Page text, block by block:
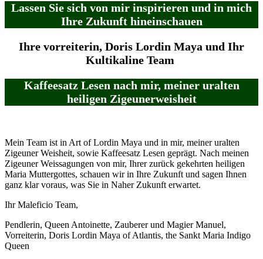
Lassen Sie sich von mir inspirieren und in mich
Ihre Zukunft hineinschauen
Ihre vorreiterin, Doris Lordin Maya und Ihr
Kultikaline Team
Kaffeesatz Lesen nach mir, meiner uralten
heiligen Zigeunerweisheit
Mein Team ist in Art of Lordin Maya und in mir, meiner uralten
Zigeuner Weisheit, sowie Kaffeesatz Lesen geprägt. Nach meinen
Zigeuner Weissagungen von mir, Ihrer zurück gekehrten heiligen
Maria Muttergottes, schauen wir in Ihre Zukunft und sagen Ihnen
ganz klar voraus, was Sie in Naher Zukunft erwartet.
Ihr Maleficio Team,
Pendlerin, Queen Antoinette, Zauberer und Magier Manuel,
Vorreiterin, Doris Lordin Maya of Atlantis, the Sankt Maria Indigo
Queen